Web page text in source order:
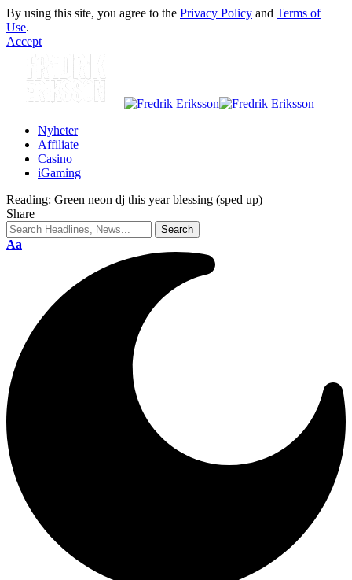
By using this site, you agree to the Privacy Policy and Terms of
Use.
Accept
Nyheter
Affiliate
Casino
iGaming
Reading: Green neon dj this year blessing (sped up)
Share
Aa